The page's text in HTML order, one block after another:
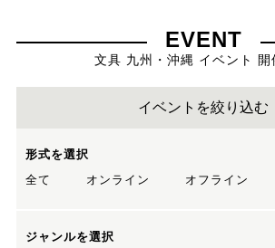
EVENT
文具 九州・沖縄 イベント 開
イベントを絞り込む
形式を選択
全て
オンライン オフライン
ジャンルを選択